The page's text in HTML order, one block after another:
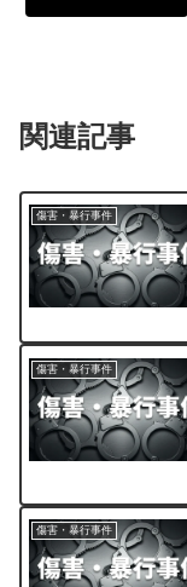
関連記事
傷害・暴行事件
傷害・暴行事件
傷害・暴行事件